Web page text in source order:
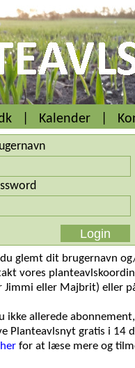
Kalender
glemt dit brugernavn
vores
Jimmi eller Majbrit) eller
ikke allerede
Planteavlsnyt gratis i 14
for at læse mere og